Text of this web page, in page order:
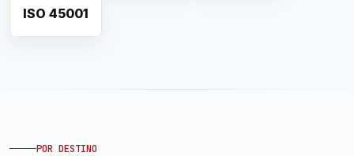
ISO 45001
POR DESTINO